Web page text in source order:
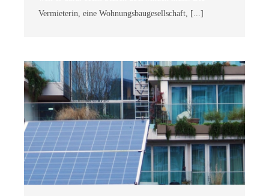
Vermieterin, eine Wohnungsbaugesellschaft, [...]